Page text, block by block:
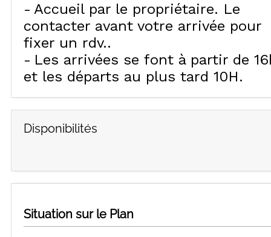
Accueil par le propriétaire. Le
contacter avant votre arrivée pour
fixer un rdv.
Les arrivées se font à partir de
et les départs au plus tard 10H
Disponibilités
Situation sur le Plan